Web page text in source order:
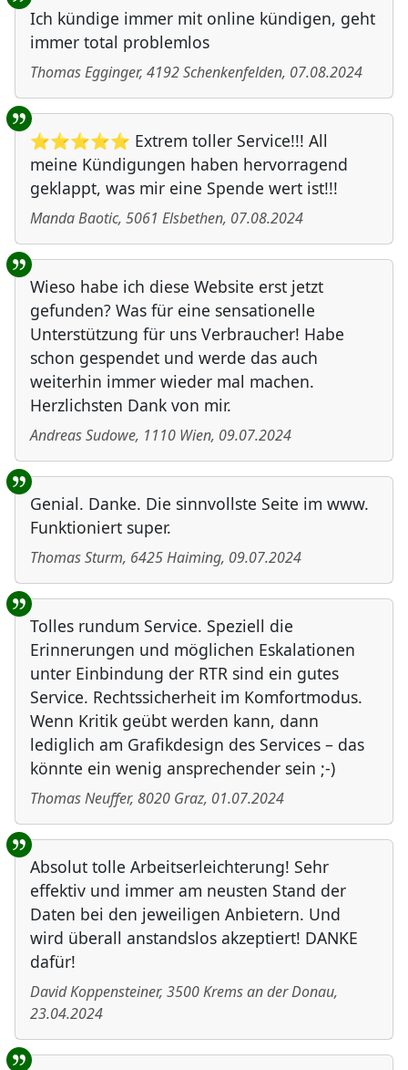
Ich kündige immer mit online kündigen, geht
immer total problemlos
Thomas Egginger, 4192Schenkenfelden, 07.08.2024
⭐⭐⭐⭐⭐ Extrem toller Service!!! All
meine Kündigungen haben hervorragend
geklappt, was mir eine Spende wert ist!!!
Manda Baotic, 5061 Elsbethen, 07.08.2024
Wieso habe ich diese Website erst jetzt
gefunden? Was für eine sensationelle
Unterstützung für uns Verbraucher! Habe
schon gespendet und werde das auch
weiterhin immer wieder mal machen.
Herzlichsten Dank von mir.
Andreas Sudowe, 1110 Wien, 09.07.2024
Genial. Danke. Die sinnvollste Seite im www.
Funktioniert super.
Thomas Sturm, 6425Haiming, 09.07.2024
Tolles rundum Service. Speziell die
Erinnerungen und möglichen Eskalationen
unter Einbindung der RTR sind ein gutes
Service. Rechtssicherheit im Komfortmodus.
Wenn Kritik geübt werden kann, dann
lediglich am Grafikdesign des Services – das
könnte ein wenig ansprechender sein ;-)
Thomas Neuffer, 8020 Graz, 01.07.2024
Absolut tolle Arbeitserleichterung! Sehr
effektiv und immer am neusten Stand der
Daten bei den jeweiligen Anbietern. Und
wird überall anstandslos akzeptiert! DANKE
dafür!
David Koppensteiner, 3500Krems an der Donau,
23.04.2024